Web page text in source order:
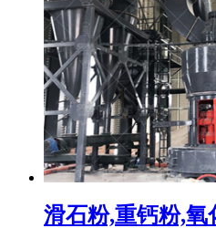
滑石粉,重钙粉,氧